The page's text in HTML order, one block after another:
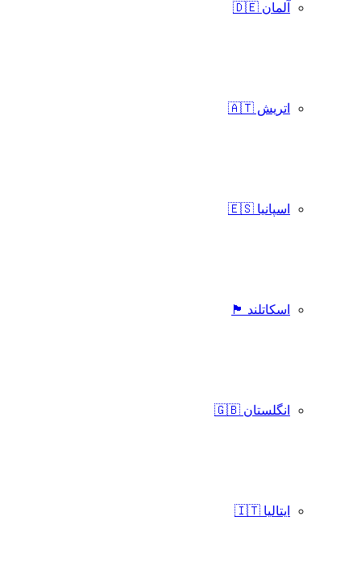
آلمان 🇩🇪
اتریش 🇦🇹
اسپانیا 🇪🇸
اسکاتلند 🏴󠁧󠁢󠁳󠁣󠁴󠁿
انگلستان 🇬🇧
ایتالیا 🇮🇹